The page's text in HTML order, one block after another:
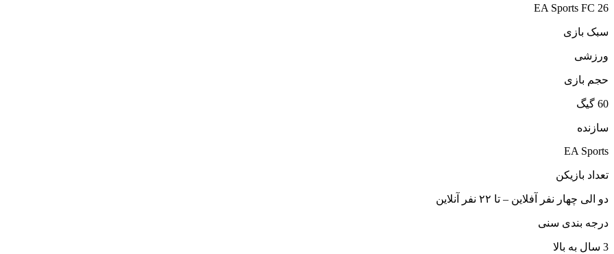
EA Sports FC 26
سبک بازی
ورزشی
حجم بازی
60 گیگ
سازنده
EA Sports
تعداد بازیکن
دو الی چهار نفر آفلاین – تا ۲۲ نفر آنلاین
درجه بندی سنی
3 سال به بالا